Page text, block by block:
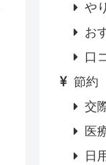
や
お
口
節約
交
医
日